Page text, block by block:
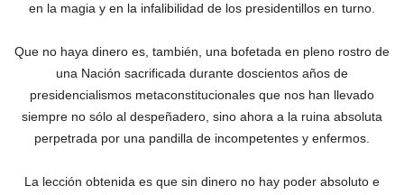
en la magia y en la infalibilidad de los presidentillos en turno.
Que no haya dinero es, también, una bofetada en pleno rostro de
una Nación sacrificada durante doscientos años de
presidencialismos metaconstitucionales que nos han llevado
siempre no sólo al despeñadero, sino ahora a la ruina absoluta
perpetrada por una pandilla de incompetentes y enfermos.
La lección obtenida es que sin dinero no hay poder absoluto e